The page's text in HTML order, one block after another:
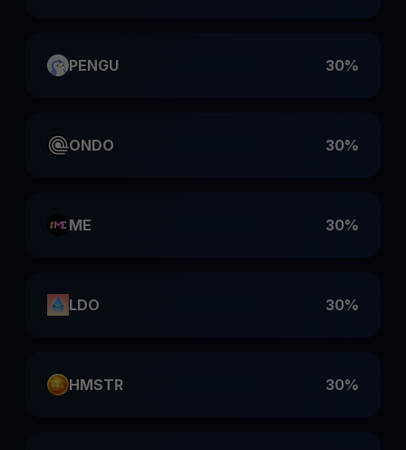
PENGU 30%
ONDO 30%
ME 30%
LDO 30%
HMSTR 30%